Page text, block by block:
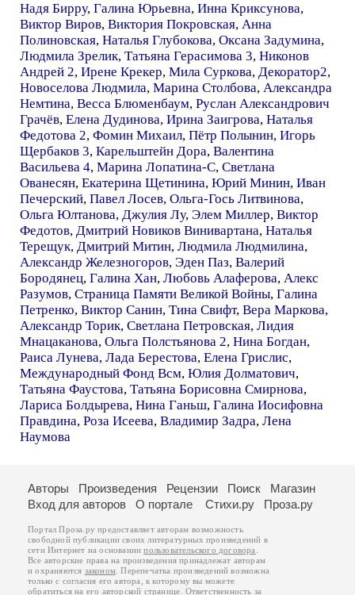
Надя Бирру, Галина Юрьевна, Инна Криксунова,
Виктор Виров, Виктория Покровская, Анна
Полиновская, Наталья Глубокова, Оксана Задумина,
Людмила Зрелик, Татьяна Герасимова 3, Никонов
Андрей 2, Ирене Крекер, Мила Суркова, Декоратор2,
Новоселова Людмила, Марина Столбова, Александра
Немтина, Весса Блюменбаум, Руслан Александрович
Грачёв, Елена Дудинова, Ирина Заигрова, Наталья
Федотова 2, Фомин Михаил, Пётр Полынин, Игорь
Щербаков 3, Карельштейн Дора, Валентина
Васильева 4, Марина Лопатина-С, Светлана
Ованесян, Екатерина Щетинина, Юрий Минин, Иван
Печерский, Павел Лосев, Ольга-Гось Литвинова,
Ольга Юлтанова, Джулия Лу, Элем Миллер, Виктор
Федотов, Дмитрий Новиков Винивартана, Наталья
Терещук, Дмитрий Митин, Людмила Людмилина,
Александр Железногоров, Эден Паз, Валерий
Бородянец, Галина Хан, Любовь Алаферова, Алекс
Разумов, Страница Памяти Великой Войны, Галина
Петренко, Виктор Санин, Тина Свифт, Вера Маркова,
Александр Торик, Светлана Петровская, Лидия
Мнацаканова, Ольга Полстьянова 2, Нина Богдан,
Раиса Лунева, Лада Берестова, Елена Грислис,
Международный Фонд Всм, Юлия Долматович,
Татьяна Фаустова, Татьяна Борисовна Смирнова,
Лариса Болдырева, Нина Ганьш, Галина Иосифовна
Правдина, Роза Исеева, Владимир Задра, Лена
Наумова
Авторы Произведения Рецензии Поиск
Магазин
Вход для авторов
О портале Стихи.ру Проза.ру
Портал Проза.ру предоставляет авторам возможность
свободной публикации своих литературных произведений в
сети Интернет на основаниипользовательского договора
Все авторские права на произведения принадлежат авторам
и охраняются законом . Перепечатка произведений возможна
только с согласия его автора, к которому вы можете
обратиться на его авторской странице. Ответственность за